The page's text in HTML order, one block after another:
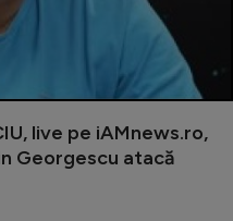
live pe iAMnews.ro,
Georgescu atacă